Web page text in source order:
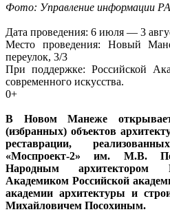
Фото: Управление информации
Дата проведения: 6 июля — 3
Место проведения: Новый
переулок, 3/3
При поддержке: Российской
современного искусства.
0+
В Новом Манеже
(избранных) объектов
реставрации,
«Моспроект-2» им. М.В.
Народным архитектором
Академиком Российской
академии архитектуры и
Михайловичем Посохиным.